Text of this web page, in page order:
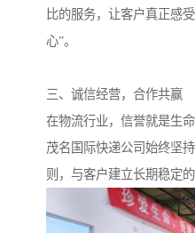
比的服务，让客户真正感
心”。
三、诚信经营，合作共赢
在物流行业，信誉就是生命
茂名国际快递公司始终坚
则，与客户建立长期稳定的